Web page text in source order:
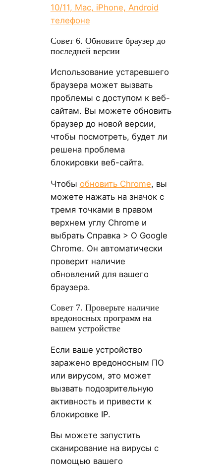
10/11, Mac, iPhone, Android
телефоне
Совет 6. Обновите браузер до
последней версии
Использование устаревшего
браузера может вызвать
проблемы с доступом к веб-
сайтам. Вы можете обновить
браузер до новой версии,
чтобы посмотреть, будет ли
решена проблема
блокировки веб-сайта.
Чтобы обновить Chrome, вы
можете нажать на значок с
тремя точками в правом
верхнем углу Chrome и
выбрать Справка > О Google
Chrome. Он автоматически
проверит наличие
обновлений для вашего
браузера.
Совет 7. Проверьте наличие
вредоносных программ на
вашем устройстве
Если ваше устройство
заражено вредоносным ПО
или вирусом, это может
вызвать подозрительную
активность и привести к
блокировке IP.
Вы можете запустить
сканирование на вирусы с
помощью вашего